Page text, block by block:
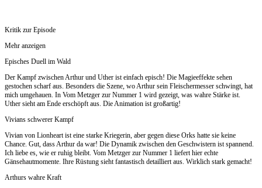
Kritik zur Episode
Mehr anzeigen
Episches Duell im Wald
Der Kampf zwischen Arthur und Uther ist einfach episch! Die Magieeffekte sehen
gestochen scharf aus. Besonders die Szene, wo Arthur sein Fleischermesser schwingt, hat
mich umgehauen. In Vom Metzger zur Nummer 1 wird gezeigt, was wahre Stärke ist.
Uther sieht am Ende erschöpft aus. Die Animation ist großartig!
Vivians schwerer Kampf
Vivian von Lionheart ist eine starke Kriegerin, aber gegen diese Orks hatte sie keine
Chance. Gut, dass Arthur da war! Die Dynamik zwischen den Geschwistern ist spannend.
Ich liebe es, wie er ruhig bleibt. Vom Metzger zur Nummer 1 liefert hier echte
Gänsehautmomente. Ihre Rüstung sieht fantastisch detailliert aus. Wirklich stark gemacht!
Arthurs wahre Kraft